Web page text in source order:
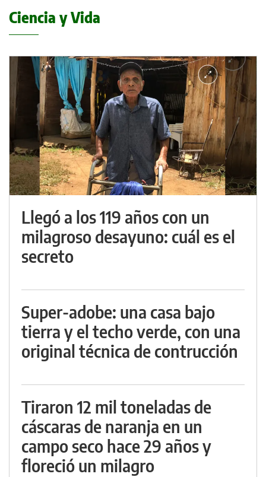
Ciencia y Vida
Llegó a los 119 años con un
milagroso desayuno: cuál es el
secreto
Super-adobe: una casa bajo
tierra y el techo verde, con una
original técnica de contrucción
Tiraron 12 mil toneladas de
cáscaras de naranja en un
campo seco hace 29 años y
floreció un milagro